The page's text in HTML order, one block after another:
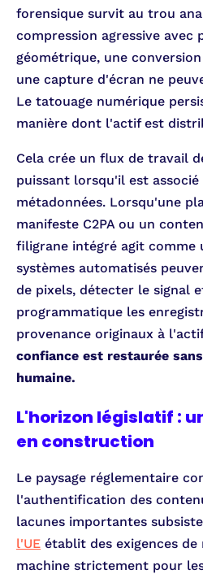
forensique survit au trou
compression agressive avec
géométrique, une
une capture d'écran ne
Le tatouage numérique
manière dont l'actif est
Cela crée un flux de travail
puissant lorsqu'il est associé
métadonnées. Lorsqu'une
manifeste C2PA ou un
filigrane intégré agit comme
systèmes automatisés
de pixels, détecter le signal
programmatique les
provenance originaux à
confiance est restaurée
humaine.
L'horizon législatif :
en construction
Le paysage réglementaire
l'authentification des
lacunes importantes
l'UE établit des exigences
machine strictement pour